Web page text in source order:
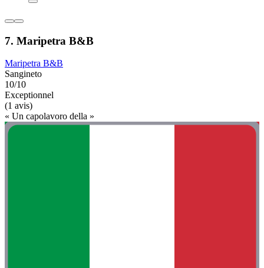
7. Maripetra B&B
Maripetra B&B
Sangineto
10/10
Exceptionnel
(1 avis)
« Un capolavoro della »